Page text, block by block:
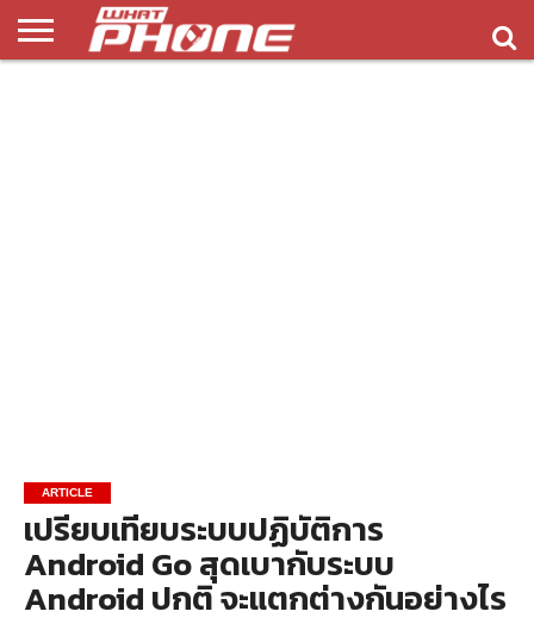
ARTICLE
เปรียบเทียบระบบปฏิบัติการ
Android Go สุดเบากับระบบ
Android ปกติ จะแตกต่างกันอย่างไร